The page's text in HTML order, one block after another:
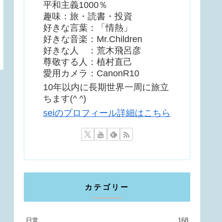
平和主義1000％
趣味：旅・読書・投資
好きな言葉：「情熱」
好きな音楽：Mr.Children
好きな人 ：荒木飛呂彦
尊敬する人：植村直己
愛用カメラ：CanonR10
10年以内に長期世界一周に旅立
ちます(^ ^)
seiのプロフィール詳細はこちら
カテゴリー
日常 168